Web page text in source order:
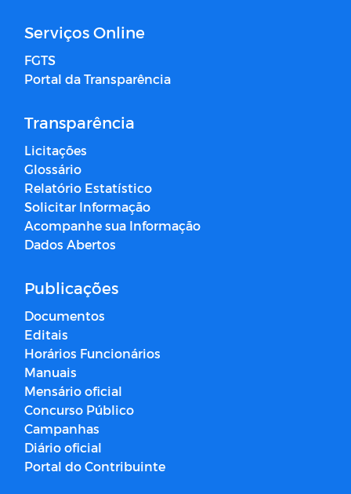
Serviços Online
FGTS
Portal da Transparência
Transparência
Licitações
Glossário
Relatório Estatístico
Solicitar Informação
Acompanhe sua Informação
Dados Abertos
Publicações
Documentos
Editais
Horários Funcionários
Manuais
Mensário oficial
Concurso Público
Campanhas
Diário oficial
Portal do Contribuinte